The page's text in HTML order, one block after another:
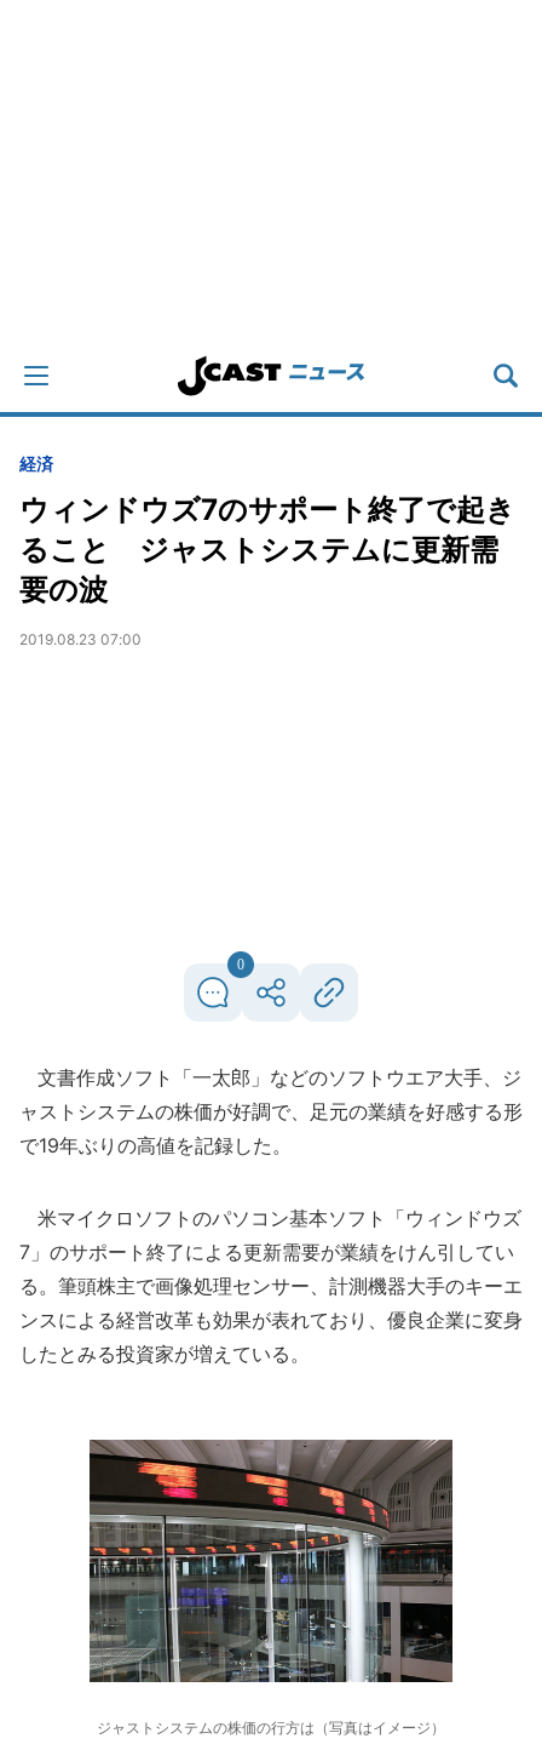
経済
ウィンドウズ7のサポート終了で起き
ること ジャストシステムに更新需
要の波
2019.08.23 07:00
0
文書作成ソフト「一太郎」などのソフトウエア大手、ジ
ャストシステムの株価が好調で、足元の業績を好感する形
で19年ぶりの高値を記録した。
米マイクロソフトのパソコン基本ソフト「ウィンドウズ
7」のサポート終了による更新需要が業績をけん引してい
る。筆頭株主で画像処理センサー、計測機器大手のキーエ
ンスによる経営改革も効果が表れており、優良企業に変身
したとみる投資家が増えている。
ジャストシステムの株価の行方は（写真はイメージ）